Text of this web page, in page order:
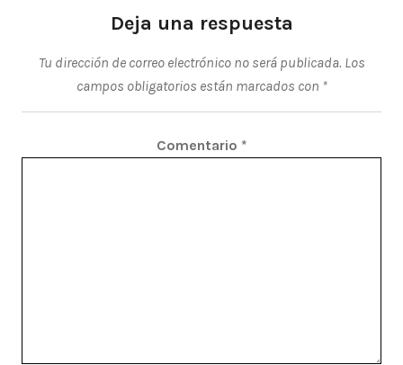
Deja una respuesta
Tu dirección de correo electrónico no será publicada. Los
campos obligatorios están marcados con *
Comentario *